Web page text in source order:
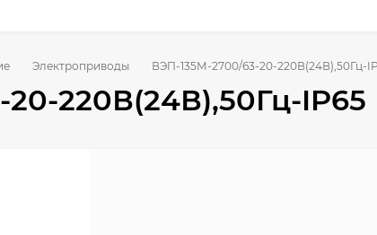
Электроприводы ВЭП-135М-2700/63-20-220В(24В),50Гц-
220В(24В),50Гц-IP65